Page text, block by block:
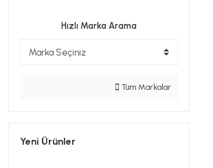
Hızlı Marka Arama
Tüm Markalar
Yeni Ürünler